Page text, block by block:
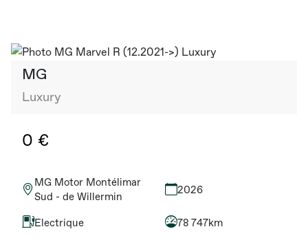
MG
Luxury
0 €
MG Motor Montélimar
Sud - de Willermin
2026
Electrique 78 747km